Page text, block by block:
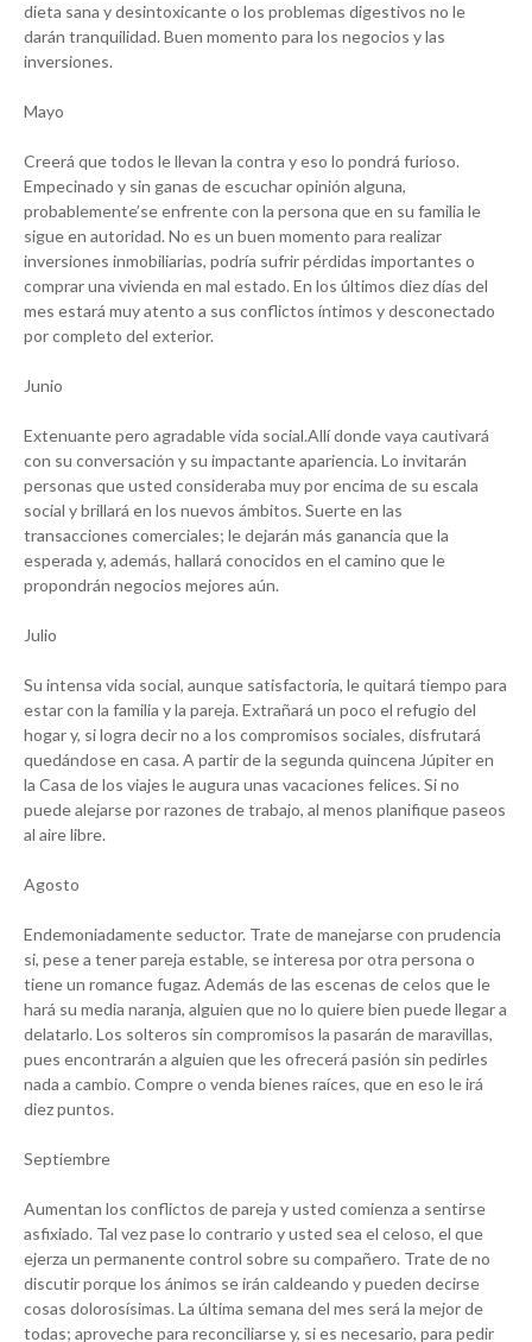
dieta sana y desintoxicante o los problemas digestivos no le
darán tranquilidad. Buen momento para los negocios y las
inversiones.
Mayo
Creerá que todos le llevan la contra y eso lo pondrá furioso.
Empecinado y sin ganas de escuchar opinión alguna,
probablemente’se enfrente con la persona que en su familia le
sigue en autoridad. No es un buen momento para realizar
inversiones inmobiliarias, podría sufrir pérdidas importantes o
comprar una vivienda en mal estado. En los últimos diez días del
mes estará muy atento a sus conflictos íntimos y desconectado
por completo del exterior.
Junio
Extenuante pero agradable vida social.Allí donde vaya cautivará
con su conversación y su impactante apariencia. Lo invitarán
personas que usted consideraba muy por encima de su escala
social y brillará en los nuevos ámbitos. Suerte en las
transacciones comerciales; le dejarán más ganancia que la
esperada y, además, hallará conocidos en el camino que le
propondrán negocios mejores aún.
Julio
Su intensa vida social, aunque satisfactoria, le quitará tiempo para
estar con la familia y la pareja. Extrañará un poco el refugio del
hogar y, si logra decir no a los compromisos sociales, disfrutará
quedándose en casa. A partir de la segunda quincena Júpiter en
la Casa de los viajes le augura unas vacaciones felices. Si no
puede alejarse por razones de trabajo, al menos planifique paseos
al aire libre.
Agosto
Endemoniadamente seductor. Trate de manejarse con prudencia
si, pese a tener pareja estable, se interesa por otra persona o
tiene un romance fugaz. Además de las escenas de celos que le
hará su media naranja, alguien que no lo quiere bien puede llegar a
delatarlo. Los solteros sin compromisos la pasarán de maravillas,
pues encontrarán a alguien que les ofrecerá pasión sin pedirles
nada a cambio. Compre o venda bienes raíces, que en eso le irá
diez puntos.
Septiembre
Aumentan los conflictos de pareja y usted comienza a sentirse
asfixiado. Tal vez pase lo contrario y usted sea el celoso, el que
ejerza un permanente control sobre su compañero. Trate de no
discutir porque los ánimos se irán caldeando y pueden decirse
cosas dolorosísimas. La última semana del mes será la mejor de
todas; aproveche para reconciliarse y, si es necesario, para pedir